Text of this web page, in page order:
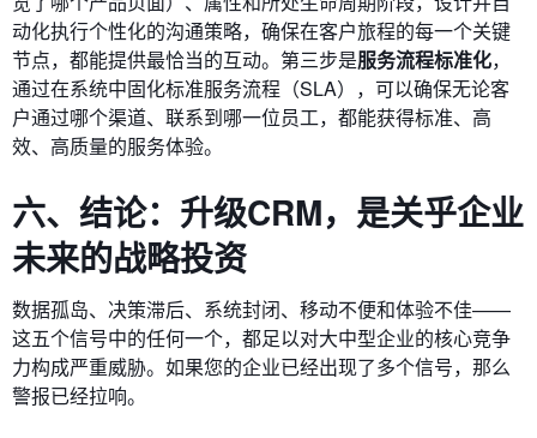
动化执行个性化的沟通策略，确保在客户旅程的每一个关键
节点，都能提供最恰当的互动。第三步是服务流程标准化，
通过在系统中固化标准服务流程（SLA），可以确保无论客
户通过哪个渠道、联系到哪一位员工，都能获得标准、高
效、高质量的服务体验。
六、结论：升级CRM，是关乎企业
未来的战略投资
数据孤岛、决策滞后、系统封闭、移动不便和体验不佳——
这五个信号中的任何一个，都足以对大中型企业的核心竞争
力构成严重威胁。如果您的企业已经出现了多个信号，那么
警报已经拉响。